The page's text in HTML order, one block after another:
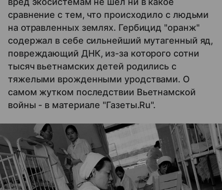
сравнение с тем, что происходило с людьми
на отравленных землях. Гербицид "оранж"
содержал в себе сильнейший мутагенный яд,
повреждающий ДНК, из-за которого сотни
тысяч вьетнамских детей родились с
тяжелыми врожденными уродствами. О
самом жутком последствии Вьетнамской
войны - в материале "Газеты.Ru".